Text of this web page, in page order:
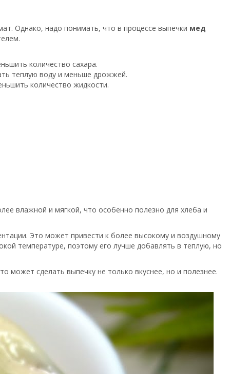
Однако, надо понимать, что в процессе выпечки мед
количество сахара.
теплую воду и меньше дрожжей.
количество жидкости.
влажной и мягкой, что особенно полезно для хлеба и
Это может привести к более высокому и воздушному
температуре, поэтому его лучше добавлять в теплую, но
может сделать выпечку не только вкуснее, но и полезнее.